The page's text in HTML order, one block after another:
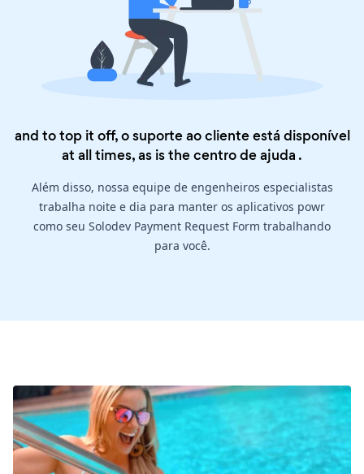
and to top it off, o suporte ao cliente está disponível
at all times, as is thecentro de ajuda .
Além disso, nossa equipe de engenheiros especialistas
trabalha noite e dia para manter os aplicativos powr
como seu Solodev Payment Request Form trabalhando
para você.